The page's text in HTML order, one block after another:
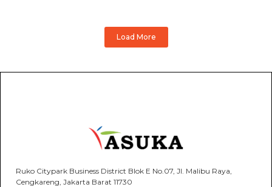
Load More
Ruko Citypark Business District Blok E No.07, Jl. Malibu Raya,
Cengkareng, Jakarta Barat 11730